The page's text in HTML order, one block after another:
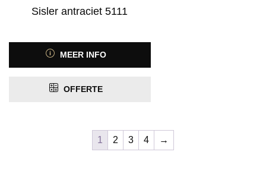
Sisler antraciet 5111
MEER INFO
OFFERTE
1 2 3 4 →